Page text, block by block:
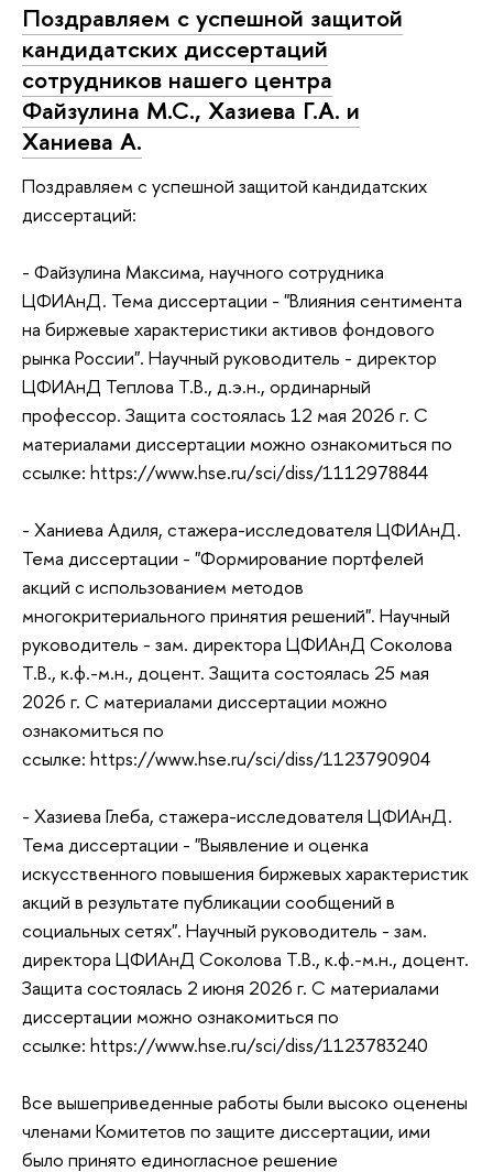
Поздравляем с успешной защитой
кандидатских диссертаций
сотрудников нашего центра
Файзулина М.С., Хазиева Г.А. и
Ханиева А.
Поздравляем с успешной защитой кандидатских
диссертаций:
- Файзулина Максима, научного сотрудника
ЦФИАнД. Тема диссертации - "Влияния сентимента
на биржевые характеристики активов фондового
рынка России". Научный руководитель - директор
ЦФИАнД Теплова Т.В., д.э.н., ординарный
профессор. Защита состоялась 12 мая 2026 г. С
материалами диссертации можно ознакомиться по
ссылке: https://www.hse.ru/sci/diss/1112978844
- Ханиева Адиля, стажера-исследователя ЦФИАнД.
Тема диссертации - "Формирование портфелей
акций с использованием методов
многокритериального принятия решений". Научный
руководитель - зам. директора ЦФИАнД Соколова
Т.В., к.ф.-м.н., доцент. Защита состоялась 25 мая
2026 г. С материалами диссертации можно
ознакомиться по
ссылке: https://www.hse.ru/sci/diss/1123790904
- Хазиева Глеба, стажера-исследователя ЦФИАнД.
Тема диссертации - "Выявление и оценка
искусственного повышения биржевых характеристик
акций в результате публикации сообщений в
социальных сетях". Научный руководитель - зам.
директора ЦФИАнД Соколова Т.В., к.ф.-м.н., доцент.
Защита состоялась 2 июня 2026 г. С материалами
диссертации можно ознакомиться по
ссылке: https://www.hse.ru/sci/diss/1123783240
Все вышеприведенные работы были высоко оценены
членами Комитетов по защите диссертации, ими
было принято единогласное решение